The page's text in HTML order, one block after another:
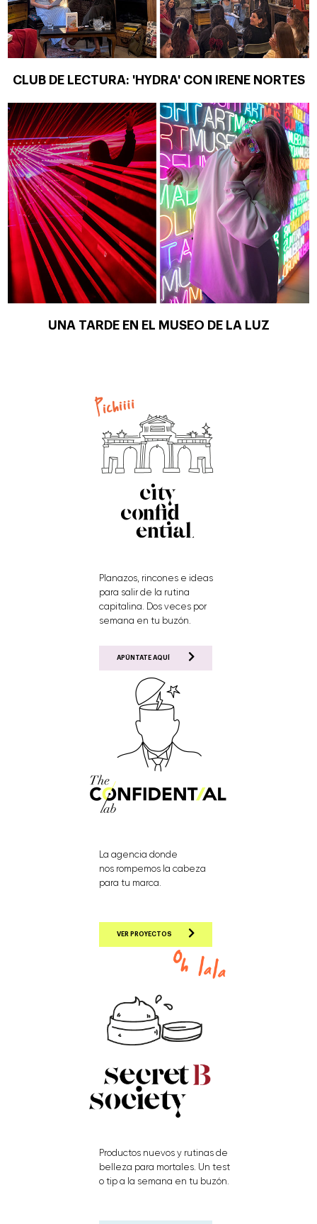
CLUB DE LECTURA: 'HYDRA' CON IRENE NORTES
UNA TARDE EN EL MUSEO DE LA LUZ
Planazos, rincones e ideas
para salir de la rutina
capitalina. Dos veces por
semana en tu buzón.
APÚNTATE AQUÍ
La agencia donde
nos rompemos la cabeza
para tu marca.
VER PROYECTOS
Productos nuevos y rutinas de
belleza para mortales. Un test
o tip a la semana en tu buzón.